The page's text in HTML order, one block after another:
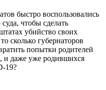
быстро воспользовались
чтобы сделать
убийство своих
сколько губернаторов
попытки родителей
и даже уже родившихся
19?